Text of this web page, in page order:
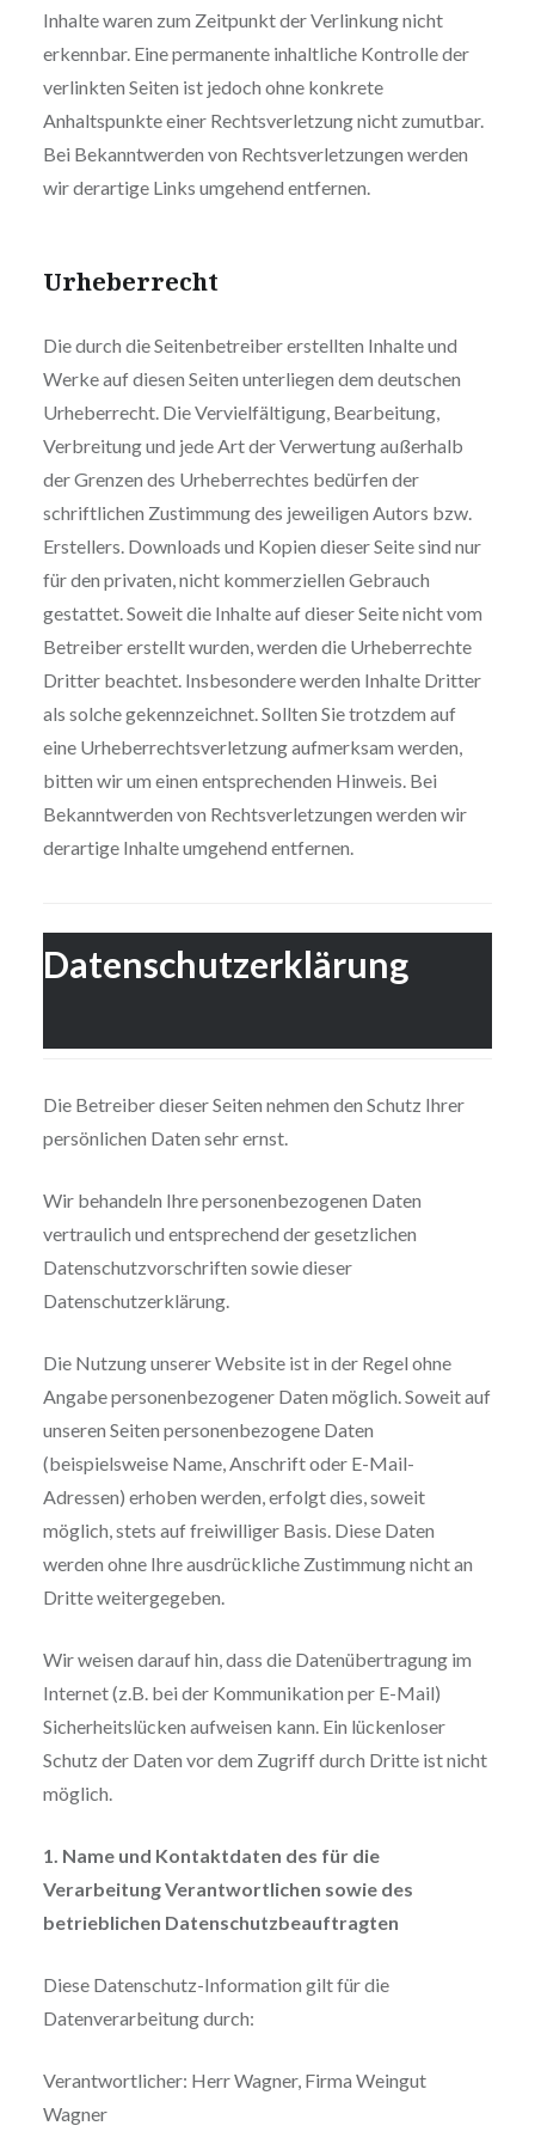
Inhalte waren zum Zeitpunkt der Verlinkung nicht
erkennbar. Eine permanente inhaltliche Kontrolle der
verlinkten Seiten ist jedoch ohne konkrete
Anhaltspunkte einer Rechtsverletzung nicht zumutbar.
Bei Bekanntwerden von Rechtsverletzungen werden
wir derartige Links umgehend entfernen.
Urheberrecht
Die durch die Seitenbetreiber erstellten Inhalte und
Werke auf diesen Seiten unterliegen dem deutschen
Urheberrecht. Die Vervielfältigung, Bearbeitung,
Verbreitung und jede Art der Verwertung außerhalb
der Grenzen des Urheberrechtes bedürfen der
schriftlichen Zustimmung des jeweiligen Autors bzw.
Erstellers. Downloads und Kopien dieser Seite sind nur
für den privaten, nicht kommerziellen Gebrauch
gestattet. Soweit die Inhalte auf dieser Seite nicht vom
Betreiber erstellt wurden, werden die Urheberrechte
Dritter beachtet. Insbesondere werden Inhalte Dritter
als solche gekennzeichnet. Sollten Sie trotzdem auf
eine Urheberrechtsverletzung aufmerksam werden,
bitten wir um einen entsprechenden Hinweis. Bei
Bekanntwerden von Rechtsverletzungen werden wir
derartige Inhalte umgehend entfernen.
Datenschutzerklärung
Die Betreiber dieser Seiten nehmen den Schutz Ihrer
persönlichen Daten sehr ernst.
Wir behandeln Ihre personenbezogenen Daten
vertraulich und entsprechend der gesetzlichen
Datenschutzvorschriften sowie dieser
Datenschutzerklärung.
Die Nutzung unserer Website ist in der Regel ohne
Angabe personenbezogener Daten möglich. Soweit auf
unseren Seiten personenbezogene Daten
(beispielsweise Name, Anschrift oder E-Mail-
Adressen) erhoben werden, erfolgt dies, soweit
möglich, stets auf freiwilliger Basis. Diese Daten
werden ohne Ihre ausdrückliche Zustimmung nicht an
Dritte weitergegeben.
Wir weisen darauf hin, dass die Datenübertragung im
Internet (z.B. bei der Kommunikation per E-Mail)
Sicherheitslücken aufweisen kann. Ein lückenloser
Schutz der Daten vor dem Zugriff durch Dritte ist nicht
möglich.
1. Name und Kontaktdaten des für die
Verarbeitung Verantwortlichen sowie des
betrieblichen Datenschutzbeauftragten
Diese Datenschutz-Information gilt für die
Datenverarbeitung durch:
Verantwortlicher: Herr Wagner, Firma Weingut
Wagner